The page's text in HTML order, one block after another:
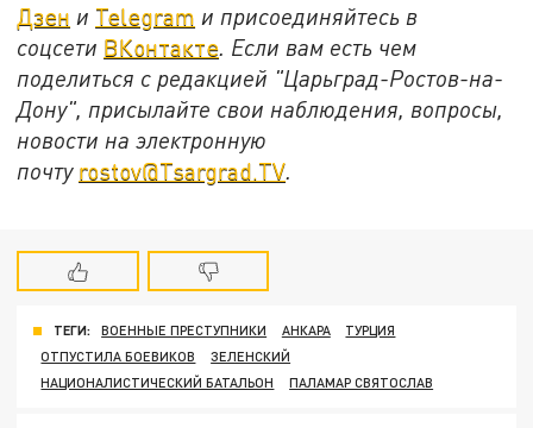
Дзен и Telegram и присоединяйтесь в
соцсети ВКонтакте. Если вам есть чем
поделиться с редакцией "Царьград-Ростов-на-
Дону", присылайте свои наблюдения, вопросы,
новости на электронную
почту rostov@Tsargrad.ТV.
ТЕГИ: ВОЕННЫЕ ПРЕСТУПНИКИ АНКАРА
ТУРЦИЯ
ОТПУСТИЛА БОЕВИКОВ
ЗЕЛЕНСКИЙ
НАЦИОНАЛИСТИЧЕСКИЙ БАТАЛЬОН
ПАЛАМАР СВЯТОСЛАВ